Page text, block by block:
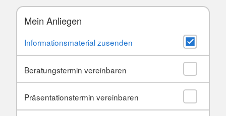
Mein Anliegen
Informationsmaterial zusenden
Beratungstermin vereinbaren
Präsentationstermin vereinbaren